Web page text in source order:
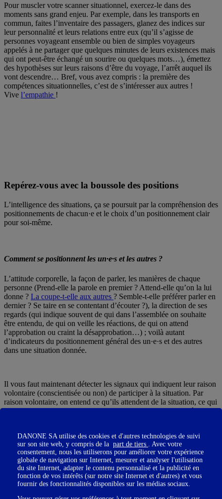
Pour muscler votre scanner situationnel, exercez-le dans des
moments sans grand enjeu. Par exemple, dans les transports en
commun, faites l’inventaire des passagers, glanez des indices sur
leur personnalité et leurs relations entre eux (qu’il s’agisse de
personnes voyageant ensemble ou bien de simples voyageurs
appelés à ne partager que quelques minutes de leurs existences mais
qui ont peut-être échangé un sourire ou quelques mots…), émettez
des hypothèses sur leurs raisons d’être du voyage, l’arrêt auquel ils
vont descendre… Bref, vous avez compris : la première des
compétences situationnelles, c’est de s’intéresser aux autres !
Vive l’empathie !
Repérez-vous avec la boussole des positions
L’intelligence des situations, ça se poursuit par la compréhension des
positionnements de chacun·e et le choix d’un positionnement clair
pour soi-même.
Comment se positionnent les un·e·s et les autres ?
L’attitude corporelle, la façon de parler, les manières de chaque
personne (Prend-elle la parole en premier ? Attend-elle qu’on la lui
donne ? La coupe-t-elle aux autres ? Semble-t-elle préférer parler en
dernier ? Se taire en se contentant d’écouter ?), la direction de ses
regards (qui indique souvent de qui dans l’assemblée on souhaite
être entendu, de qui on veille les réactions, de qui on attend
l’approbation ou craint la désapprobation…) ; voilà autant
d’indicateurs du positionnement général des un·e·s et des autres
dans une situation donnée.
Il vous faut maintenant détecter les signaux qui indiquent leur raison
volontaire (conscientisée ou non) de participer à la situation. Par
raison volontaire, on entend ce qu’ils attendent de la situation, ce qui
va leur donner satisfaction. Sachant que les raisons peuvent être
l’information dont elle a besoin pour réaliser ses missions, elle peut
avoir besoin de faire valoir sa légitimité, d’avancer ses pions dans un
rapport de compétition, de saisir l’occasion pour mettre en valeur ses
qualités auprès de certaines personnes. Attention à ne pas surestimer
un positionnement par rapport à un autre : ce n’est pas parce que
vous avez identifié une partie de l’agenda caché de quelqu’un que
DANONE SA utilise des cookies et d'autres technologies de suivi
sur son site web, y compris de la part de tiers
. Avec votre
consentement, nous les utiliserons pour améliorer votre expérience
globale de navigation sur Internet, mesurer et analyser l'utilisation
du site Internet, adapter le contenu personnalisé et la publicité en
fonction de vos intérêts (sur notre site Internet et d'autres) et vous
fournir des fonctionnalités disponibles sur les médias sociaux.